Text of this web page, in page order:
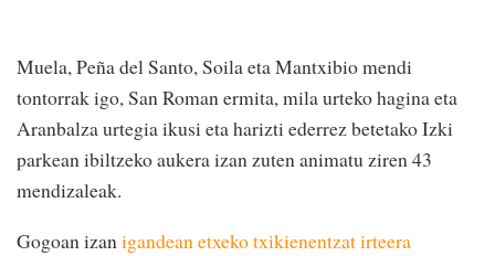
Muela, Peña del Santo, Soila eta Mantxibio mendi
tontorrak igo, San Roman ermita, mila urteko hagina eta
Aranbalza urtegia ikusi eta harizti ederrez betetako Izki
parkean ibiltzeko aukera izan zuten animatu ziren 43
mendizaleak.
Gogoan izanigandean etxeko txikienentzat irteera